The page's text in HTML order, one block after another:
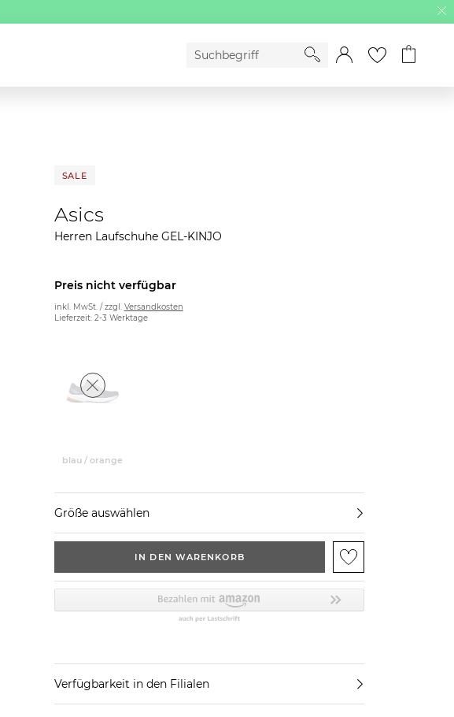
SALE
Asics
Herren Laufschuhe GEL-KINJO
Preis nicht verfügbar
inkl. MwSt. / zzgl. Versandkosten
Lieferzeit: 2-3 Werktage
blau / orange
Größe auswählen
IN DEN WARENKORB
Verfügbarkeit in den Filialen